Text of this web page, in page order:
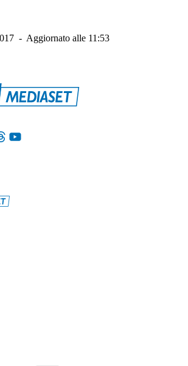
- Aggiornato alle 11:53